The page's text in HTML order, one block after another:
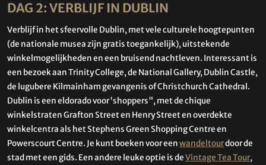
DAG 2: VERBLIJF IN DUBLIN
Verblijf in het sfeervolle Dublin, met vele culturele hoogtepunten
(de nationale musea zijn gratis toegankelijk), uitstekende
winkelmogelijkheden en een bruisend nachtleven. Interessant is
een bezoek aan Trinity College, de National Gallery, Dublin Castle,
de lugubere Kilmainham gevangenis of Christchurch Cathedral.
Dublin is een eldorado voor ‘shoppers", met de chique
winkelstraten Grafton Street en Henry Street en overdekte
winkelcentra als het Stephens Green Shopping Centre en
Powerscourt Centre. Je kunt boeken voor eenwandeltourdoor de
stad met een gids. Een andere leuke optie is deVintage Tea Tour,